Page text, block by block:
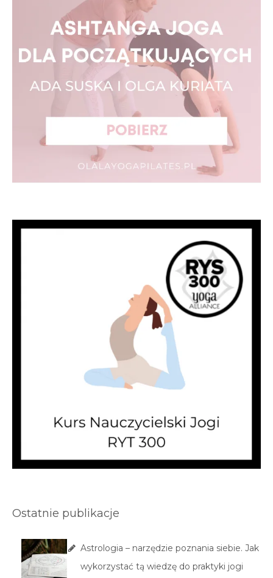
Ostatnie publikacje
Astrologia – narzędzie poznania siebie. Jak
wykorzystać tą wiedzę do praktyki jogi